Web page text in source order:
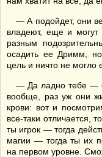
— А подойдет, они
владеют, еще и могут
разным
осадить ее Дримм,
цель и ничто не могло
— Да ладно тебе —
вообще, раз уж они
крови: вот и
все-таки отличается,
ты игрок — тогда
магии — тогда ты их
на первом уровне.